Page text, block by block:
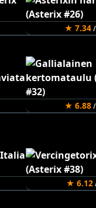
★ 7.34/
★ 6.88/
★ 6.12